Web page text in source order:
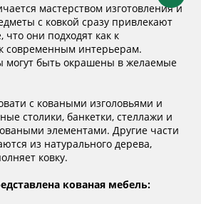
мастерством изготовления и
с ковкой сразу привлекают
они подходят как к
современным интерьерам.
могут быть окрашены в желаемые
с коваными изголовьями и
столики, банкетки, стеллажи и
элементами. Другие части
из натурального дерева,
ковку.
кованая мебель: